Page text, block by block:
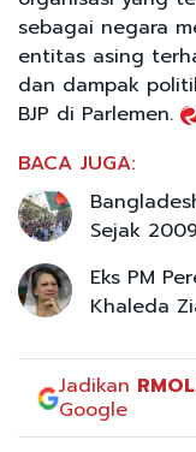
sebagai negara
entitas asing
dan dampak
BJP di Parlemen.
BACA JUGA:
Sejak
Eks PM
Khaleda
Jadikan
Google